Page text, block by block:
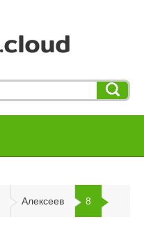
Алексеев 8